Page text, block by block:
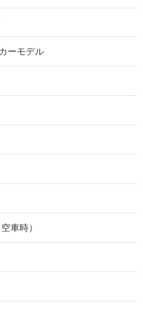
ーモデル
車時）